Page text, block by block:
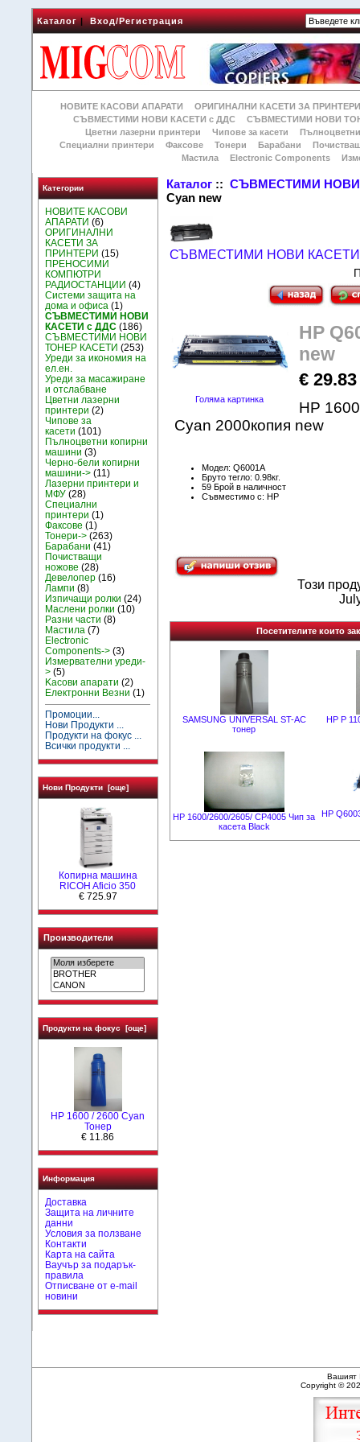
Каталог|Вход/Регистрация
НОВИТЕ КАСОВИ АПАРАТИ
ОРИГИНАЛНИ КАСЕТИ ЗА
СЪВМЕСТИМИ НОВИ КАСЕТИ с ДДС
СЪВМЕСТИМИ НОВИ
Цветни лазерни принтери
Чипове за касети
Специални принтери
Факсове Тонери Барабани
Мастила
Electronic Components
Категории
НОВИТЕ КАСОВИ
АПАРАТИ (6)
ОРИГИНАЛНИ
КАСЕТИ ЗА
ПРИНТЕРИ (15)
ПРЕНОСИМИ
КОМПЮТРИ
РАДИОСТАНЦИИ (4)
Системи защита на
дома и офиса (1)
СЪВМЕСТИМИ НОВИ
КАСЕТИ с ДДС (186)
СЪВМЕСТИМИ НОВИ
ТОНЕР КАСЕТИ (253)
Уреди за икономия на
ел.ен.
Уреди за масажиране
и отслабване
Цветни лазерни
принтери (2)
Чипове за
касети (101)
Пълноцветни копирни
машини (3)
Черно-бели копирни
машини-> (11)
Лазерни принтери и
МФУ (28)
Специални
принтери (1)
Факсове (1)
Тонери-> (263)
Барабани (41)
Почистващи
ножове (28)
Девелопер (16)
Лампи (8)
Изпичащи ролки (24)
Маслени ролки (10)
Разни части (8)
Мастила (7)
Electronic
Components-> (3)
Измервателни уреди-
> (5)
Kасови апарати (2)
Електронни Везни (1)
Промоции...
Нови Продукти ...
Продукти на фокус ...
Всички продукти ...
Нови Продукти [още]
Копирна машина
RICOH Aficio 350
€ 725.97
Производители
Продукти на фокус [още]
HР 1600 / 2600 Cyan
Тонер
€ 11.86
Информация
Доставка
Защита на личните
данни
Условия за ползване
Контакти
Карта на сайта
Ваучър за подарък-
правила
Отписване от e-mail
новини
Каталог ::СЪВМЕСТИМИ НОВИ
Cyan new
СЪВМЕСТИМИ НОВИ КАСЕТИ
Голяма картинка
HP
new
€ 29.83
HP
Cyan 2000копия new
Модел: Q6001A
Бруто тегло: 0.98кг.
59 Брой в наличност
Съвместимо с: HP
Този
Посетителите които
SAMSUNG UNIVERSAL ST-AC
тонер
HP P
HP 1600/2600/2605/ CP4005 Чип за
касета Black
HP
Вашият
Copyright ©